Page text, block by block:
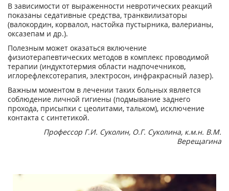
В зависимости от выраженности невротических реакций
показаны седативные средства, транквилизаторы
(валокордин, корвалол, настойка пустырника, валерианы,
оксазепам и др.).
Полезным может оказаться включение
физиотерапевтических методов в комплекс проводимой
терапии (индуктотермия области надпочечников,
иглорефлексотерапия, электросон, инфракрасный лазер).
Важным моментом в лечении таких больных является
соблюдение личной гигиены (подмывание заднего
прохода, присыпки с цеолитами, тальком), исключение
контакта с синтетикой.
Профессор Г.И. Суколин, О.Г. Суколина, к.м.н. В.М.
Верещагина